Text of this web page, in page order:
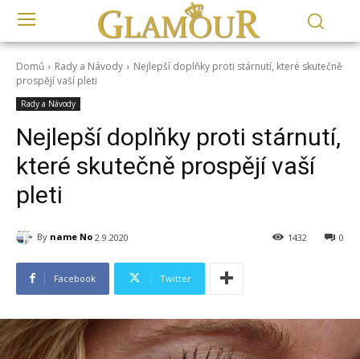
Domů Rady a Návody
Nejlepší doplňky proti stárnutí, které skutečně
prospějí vaší pleti
Rady a Návody
Nejlepší doplňky proti stárnutí,
které skutečně prospějí vaší
pleti
By name No 2.9.2020 0
1432
Facebook Twitter